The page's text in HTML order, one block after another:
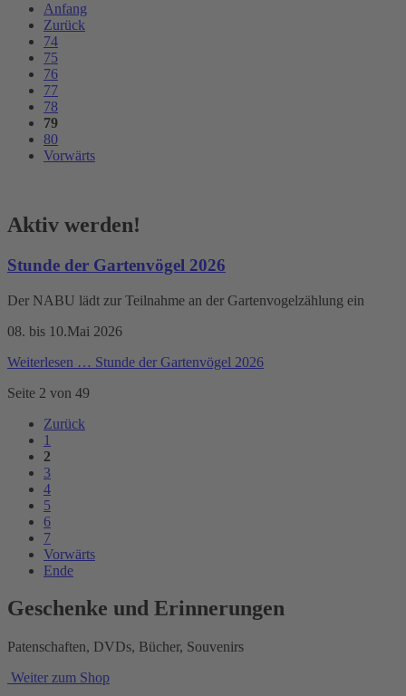
Anfang
Zurück
74
75
76
77
78
79
80
Vorwärts
Aktiv werden!
Stunde der Gartenvögel 2026
Der NABU lädt zur Teilnahme an der Gartenvogelzählung ein
08. bis 10.Mai 2026
Weiterlesen … Stunde der Gartenvögel 2026
Seite 2 von 49
Zurück
1
2
3
4
5
6
7
Vorwärts
Ende
Geschenke und Erinnerungen
Patenschaften, DVDs, Bücher, Souvenirs
Weiter zum Shop